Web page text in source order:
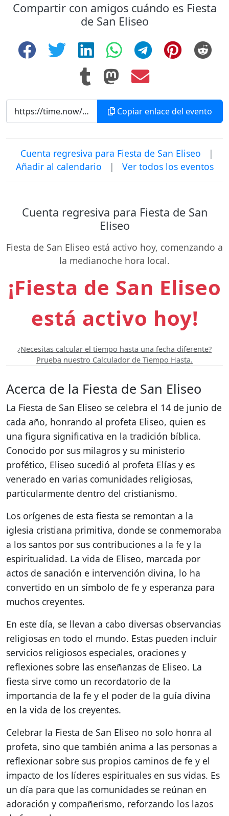
Compartir con amigos cuándo es Fiesta
de San Eliseo
Copiar enlace del evento
Cuenta regresiva para Fiesta de San Eliseo
|
Añadir al calendario
| Ver todos los eventos
Cuenta regresiva para Fiesta de San
Eliseo
Fiesta de San Eliseo está activo hoy, comenzando a
la medianoche hora local.
¡Fiesta de San Eliseo
está activo hoy!
¿Necesitas calcular el tiempo hasta una fecha diferente?
Prueba nuestro Calculador de Tiempo Hasta.
Acerca de la Fiesta de San Eliseo
La Fiesta de San Eliseo se celebra el 14 de junio de
cada año, honrando al profeta Eliseo, quien es
una figura significativa en la tradición bíblica.
Conocido por sus milagros y su ministerio
profético, Eliseo sucedió al profeta Elías y es
venerado en varias comunidades religiosas,
particularmente dentro del cristianismo.
Los orígenes de esta fiesta se remontan a la
iglesia cristiana primitiva, donde se conmemoraba
a los santos por sus contribuciones a la fe y la
espiritualidad. La vida de Eliseo, marcada por
actos de sanación e intervención divina, lo ha
convertido en un símbolo de fe y esperanza para
muchos creyentes.
En este día, se llevan a cabo diversas observancias
religiosas en todo el mundo. Estas pueden incluir
servicios religiosos especiales, oraciones y
reflexiones sobre las enseñanzas de Eliseo. La
fiesta sirve como un recordatorio de la
importancia de la fe y el poder de la guía divina
en la vida de los creyentes.
Celebrar la Fiesta de San Eliseo no solo honra al
profeta, sino que también anima a las personas a
reflexionar sobre sus propios caminos de fe y el
impacto de los líderes espirituales en sus vidas. Es
un día para que las comunidades se reúnan en
adoración y compañerismo, reforzando los lazos